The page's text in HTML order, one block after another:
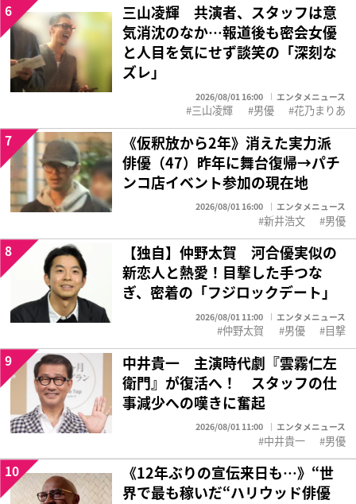
三山凌輝 共演者、スタッフは意
気消沈のなか…報道後も密会女優
と人目を気にせず談笑の「深刻な
ズレ」
2026/08/01 16:00 エンタメニュース
6
三山凌輝 男優 花乃まりあ
《仮釈放から2年》消えた実力派
俳優（47）昨年に舞台復帰→パチ
ンコ店イベント参加の現在地
2026/08/01 16:00 エンタメニュース
7
新井浩文 男優
【独自】仲野太賀 河合優実似の
新恋人と熱愛！目撃した手つな
ぎ、密着の「フジロックデート」
2026/08/01 11:00 エンタメニュース
8
仲野太賀 男優 目撃
中井貴一 主演時代劇『雲霧仁左
衛門』が復活へ！ スタッフの仕
事減少への嘆きに奮起
2026/08/01 11:00 エンタメニュース
9
中井貴一 男優
《12年ぶりの宣伝来日も…》“世
界で最も稼いだ“ハリウッド俳優
10